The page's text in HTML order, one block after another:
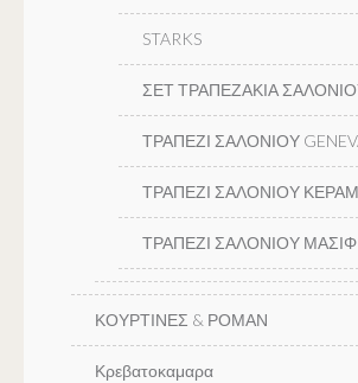
STARKS
ΣΕΤ ΤΡΑΠΕΖΑΚΙΑ
ΤΡΑΠΕΖΙ ΣΑΛΟΝΙΟΥ
ΤΡΑΠΕΖΙ ΣΑΛΟΝΙΟΥ
ΤΡΑΠΕΖΙ ΣΑΛΟΝΙΟΥ ΜΑΣΙΦ
ΚΟΥΡΤΙΝΕΣ & ΡΟΜΑΝ
Κρεβατοκαμαρα